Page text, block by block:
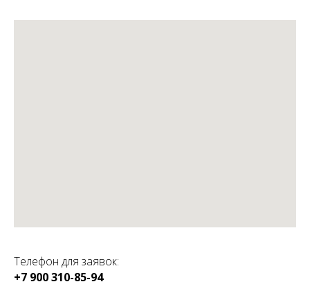
Телефон для заявок:
+7 900 310-85-94